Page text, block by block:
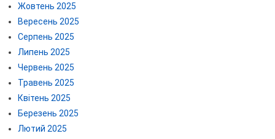
Жовтень 2025
Вересень 2025
Серпень 2025
Липень 2025
Червень 2025
Травень 2025
Квітень 2025
Березень 2025
Лютий 2025